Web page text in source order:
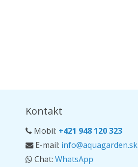
Kontakt
Mobil: +421 948 120 323
E-mail: info@aquagarden.sk
Chat: WhatsApp